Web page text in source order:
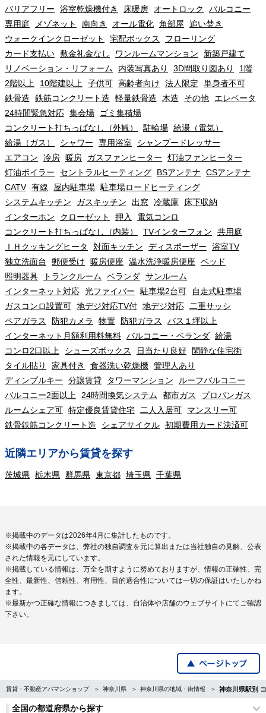
バリアフリー
浴室乾燥機付き 床暖房 オートロック
バルコニー
専用庭
メゾネット 南向き オール電化 角部屋
追い焚き
ウォークインクローゼット
宅配ボックス
フローリング
カード支払い 敷金礼金なし ワンルームマンション
新築戸建て
リノベーション・リフォーム
内装写真あり 3D間取り図あり
1階
2階以上
10階建以上 子供可 高齢者向け 法人限定
単身者不可
鉄骨造
鉄筋コンクリート造 軽量鉄骨造 木造 その他
エレベータ
24時間緊急対応 集会場
ゴミ集積場
コンクリート打ちっぱなし（外観）
駐輪場 給湯（電気）
給湯（ガス）
シャワー 専用浴室
シャンプードレッサー
エアコン
冷房 暖房 ガスファンヒーター
灯油ファンヒーター
灯油ボイラー
セントラルヒーティング BSアンテナ
CSアンテナ
CATV 有線 屋内駐車場 駐車場ロードヒーティング
システムキッチン
ガスキッチン 出窓 冷蔵庫
床下収納
インターホン
クローゼット 押入
電気コンロ
コンクリート打ちっぱなし（内装）
TVインターフォン
共用庭
ＩＨクッキングヒータ
対面キッチン ディスポーザー
浴室TV
独立洗面台
郵便受け 暖房便座 温水洗浄暖房便座
ベッド
照明器具
トランクルーム ベランダ サンルーム
インターネット対応 光ファイバー 駐車場2台可
自走式駐車場
ガスコンロ設置可 地デジ対応TV付 地デジ対応 二重サッシ
ペアガラス
防犯カメラ 物置 防犯ガラス
バス１坪以上
インターネット月額利用料無料 バルコニー・ベランダ 給湯
コンロ2口以上
シューズボックス 日当たり良好
閑静な住宅街
タイル貼り
家具付き 食器洗い乾燥機 管理人あり
ディンプルキー
分譲賃貸 タワーマンション
ルーフバルコニー
バルコニー2面以上 24時間換気システム 都市ガス
プロパンガス
ルームシェア可 特定優良賃貸住宅 二人入居可
マンスリー可
鉄骨鉄筋コンクリート造
シェアサイクル 初期費用カード決済可
近隣エリアから賃貸を探す
茨城県 栃木県 群馬県 東京都 埼玉県 千葉県
※掲載中のデータは2026年4月に集計したものです。
※掲載中の各データは、弊社の独自調査を元に算出または当社独自の見解、公表
された情報を元にしています。
※掲載している情報は、万全を期すように努めておりますが、情報の正確性、完
全性、最新性、信頼性、有用性、目的適合性については一切の保証はいたしかね
ます。
※最新かつ正確な情報につきましては、自治体や店舗のウェブサイトにてご確認
下さい。
賃貸・不動産アパマンショップ 神奈川県 神奈川県の地域・街情報 神奈川県駅別
全国の都道府県から探す